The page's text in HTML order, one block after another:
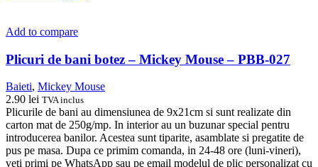
Add to compare
Plicuri de bani botez – Mickey Mouse – PBB-027
Baieti, Mickey Mouse
2.90 lei TVA inclus
Plicurile de bani au dimensiunea de 9x21cm si sunt realizate din
carton mat de 250g/mp. In interior au un buzunar special pentru
introducerea banilor. Acestea sunt tiparite, asamblate si pregatite de
pus pe masa. Dupa ce primim comanda, in 24-48 ore (luni-vineri),
veti primi pe WhatsApp sau pe email modelul de plic personalizat cu